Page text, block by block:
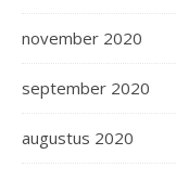
november 2020
september 2020
augustus 2020